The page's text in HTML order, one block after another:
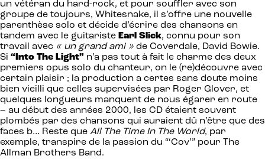
un vétéran du hard-rock, et pour souffler avec son
groupe de toujours, Whitesnake, il s’offre une nouvelle
parenthèse solo et décide d’écrire des chansons en
tandem avec le guitariste Earl Slick, connu pour son
travail avec « un grand ami » de Coverdale, David Bowie.
Si “Into The Light” n’a pas tout à fait le charme des deux
premiers opus solo du chanteur, on le (re)découvre avec
certain plaisir ; la production a certes sans doute moins
bien vieilli que celles supervisées par Roger Glover, et
quelques longueurs manquent de nous égarer en route
– au début des années 2000, les CD étaient souvent
plombés par des chansons qui auraient dû n’être que des
faces b… Reste que All The Time In The World, par
exemple, transpire de la passion du “‘Cov’” pour The
Allman Brothers Band.